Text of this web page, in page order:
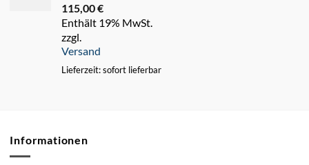
115,00€
Enthält 19% MwSt.
zzgl.
Versand
Lieferzeit: sofort lieferbar
Informationen